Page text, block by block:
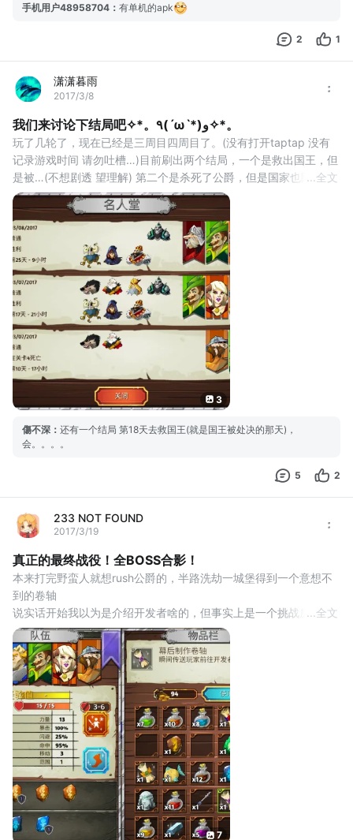
手机用户48958704 ： 有单机的apk
2 1
潇潇暮雨
2017/3/8
我们来讨论下结局吧✧*。٩(ˊωˋ*)و✧*。
玩了几轮了，现在已经是三周目四周目了。(没有打开taptap 没有
记录游戏时间 请勿吐槽…)目前刷出两个结局，一个是救出国王，但
是被…(不想剧透 望理解) 第二个是杀死了公爵，但是国家也陷入了
内乱。从成就上面来看，我感觉可能会有第三结局，你们怎么认为
呢？
全文
3
傷不深 ： 还有一个结局 第18天去救国王(就是国王被处决的那天)，
会。。。。
5 2
233 NOT FOUND
2017/3/19
真正的最终战役！全BOSS合影！
本来打完野蛮人就想rush公爵的，半路洗劫一城堡得到一个意想不
到的卷轴
说实话开始我以为是介绍开发者啥的，但事实上是一个挑战房间
第一个是材料房，其他四个分别是4个随机符文，4个随机符石，
400金和5种药各2瓶
最后的乱码士兵就是boss（为了截图委屈一下玛尔达）
6大boss全家福，场面十分欢乐！
虽然说数据还是没改，导致前期boss有点酱油嫌疑。不过由于技能
原因还是有点麻烦。特别是女汉子疯狂找
全文
7